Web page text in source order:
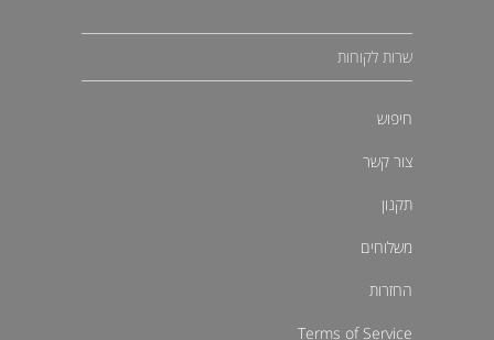
שרות לקוחות
חיפוש
צור קשר
תקנון
משלוחים
החזרות
Terms of Service